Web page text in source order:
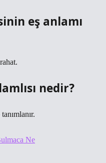
eş anlamı
nedir?
Ne